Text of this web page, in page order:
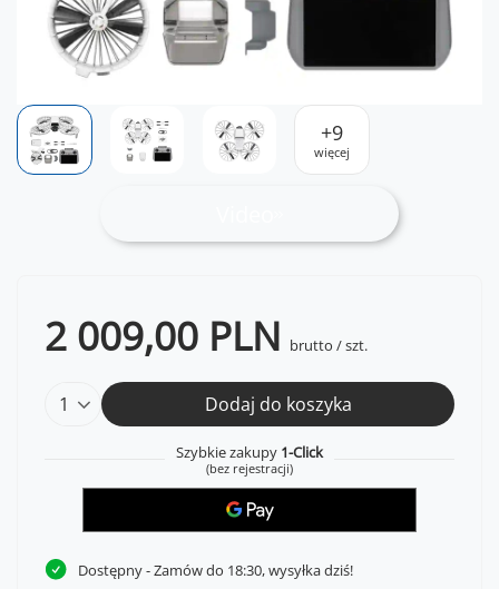
+9
więcej
2 009,00 PLN brutto /szt.
Dodaj do koszyka
Szybkie zakupy 1-Click
(bez rejestracji)
Dostępny- Zamów do 18:30, wysyłka dziś!